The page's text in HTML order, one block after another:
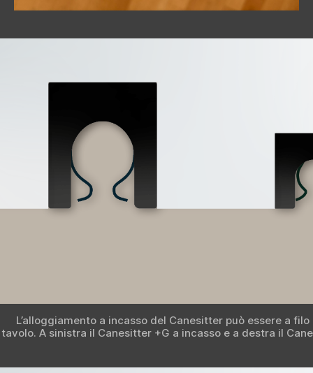
L’alloggiamento a incasso del Canesitter può essere a
tavolo. A sinistra il Canesitter +G a incasso e a destra il